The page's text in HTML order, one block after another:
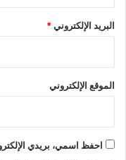
البريد الإلكتروني*
الموقع الإلكتروني
احفظ اسمي، بريدي